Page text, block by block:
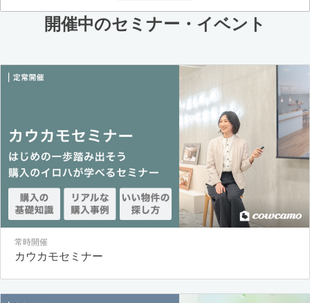
開催中のセミナー・イベント
常時開催
カウカモセミナー